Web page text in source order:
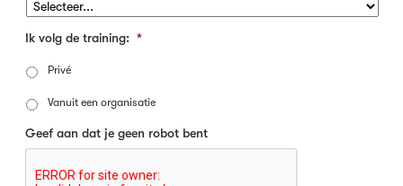
Ik volg de training: *
Privé
Vanuit een organisatie
Geef aan dat je geen robot bent